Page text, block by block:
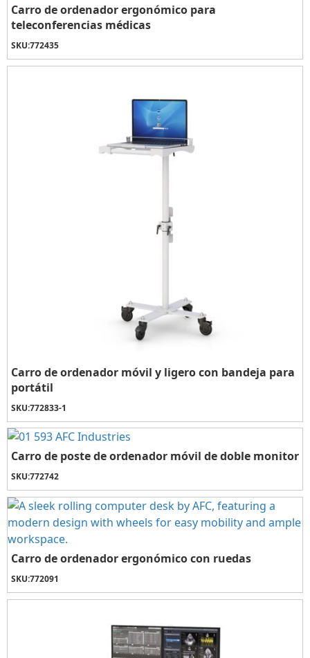
Carro de ordenador ergonómico para
teleconferencias médicas
SKU:772435
Carro de ordenador móvil y ligero con bandeja para
portátil
SKU:772833-1
Carro de poste de ordenador móvil de doble monitor
SKU:772742
Carro de ordenador ergonómico con ruedas
SKU:772091